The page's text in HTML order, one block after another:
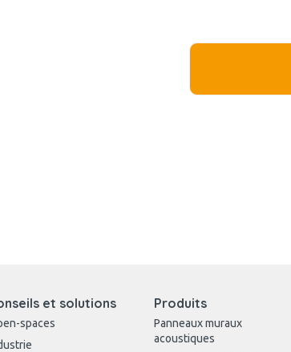
et solutions
spaces
Produits
Panneaux muraux
acoustiques